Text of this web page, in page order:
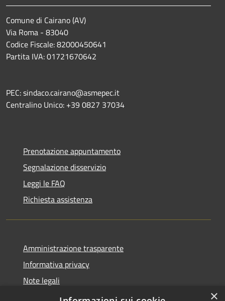
Comune di Cairano (AV)
Via Roma - 83040
Codice Fiscale: 82000450641
Partita IVA: 01721670642
PEC: sindaco.cairano@asmepec.it
Centralino Unico: +39 0827 37034
Prenotazione appuntamento
Segnalazione disservizio
Leggi le FAQ
Richiesta assistenza
Amministrazione trasparente
Informativa privacy
Note legali
Dichiarazione di accessibilità
×